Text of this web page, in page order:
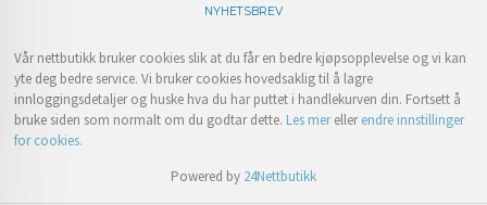
NYHETSBREV
Vår nettbutikk bruker cookies slik at du får en bedre kjøpsopplevelse og vi kan
yte deg bedre service. Vi bruker cookies hovedsaklig til å lagre
innloggingsdetaljer og huske hva du har puttet i handlekurven din. Fortsett å
bruke siden som normalt om du godtar dette. Les merellerendre innstillinger
for cookies.
Powered by 24Nettbutikk